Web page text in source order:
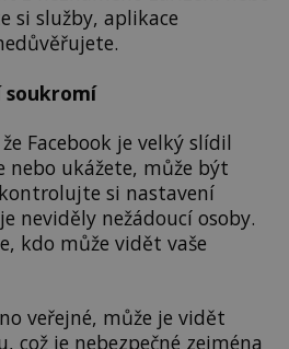
si služby, aplikace
soukromí
Facebook je velký slídil
nebo ukážete, může být
si nastavení
neviděly nežádoucí osoby.
kdo může vidět vaše
veřejné, může je vidět
což je nebezpečné zejména